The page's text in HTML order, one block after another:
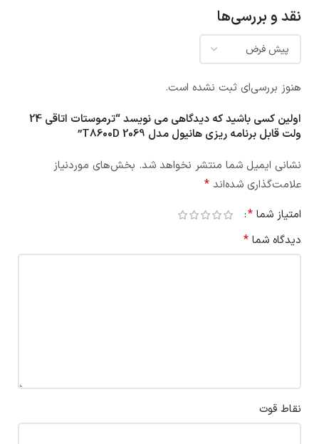
نقد و بررسی‌ها
هنوز بررسی‌ای ثبت نشده است.
اولین کسی باشید که دیدگاهی می نویسد “ترموستات اتاقی 24
ولت قابل برنامه ریزی هانیول مدل T8600D 2069”
نشانی ایمیل شما منتشر نخواهد شد. بخش‌های موردنیاز
علامت‌گذاری شده‌اند *
امتیاز شما *
دیدگاه شما *
نقاط قوت